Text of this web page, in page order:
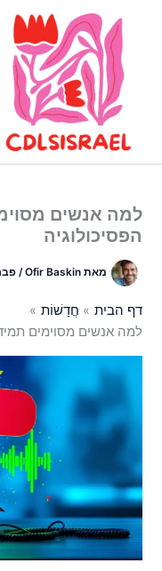
למה אנשים
הפסיכולוגיה
מאתOfir Baskin
/
דף הבית
חֲדָשׁוֹת
למה אנשים מסוימים